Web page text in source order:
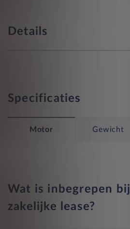
Details
Specificaties
Motor Gewicht
Wat is inbegrepen
zakelijke lease?